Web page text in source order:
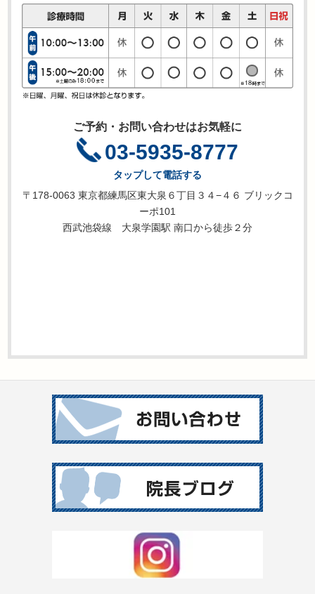
ご予約・お問い合わせはお気軽に
03-5935-8777
タップして電話する
〒178-0063 東京都練馬区東大泉６丁目３４−４６ ブリックコ
ーポ101
西武池袋線 大泉学園駅 南口から徒歩２分